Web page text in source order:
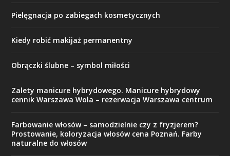
Pielęgnacja po zabiegach kosmetycznych
Kiedy robić makijaż permanentny
Obrączki ślubne – symbol miłości
Zalety manicure hybrydowego. Manicure hybrydowy
cennik Warszawa Wola – rezerwacja Warszawa centrum
Farbowanie włosów – samodzielnie czy z fryzjerem?
Prostowanie, koloryzacja włosów cena Poznań. Farby
naturalne do włosów